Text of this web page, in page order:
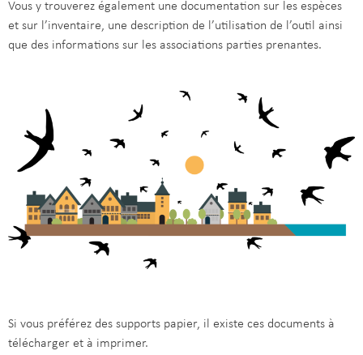
Vous y trouverez également une documentation sur les espèces
et sur l’inventaire, une description de l’utilisation de l’outil ainsi
que des informations sur les associations parties prenantes.
Si vous préférez des supports papier, il existe ces documents à
télécharger et à imprimer.